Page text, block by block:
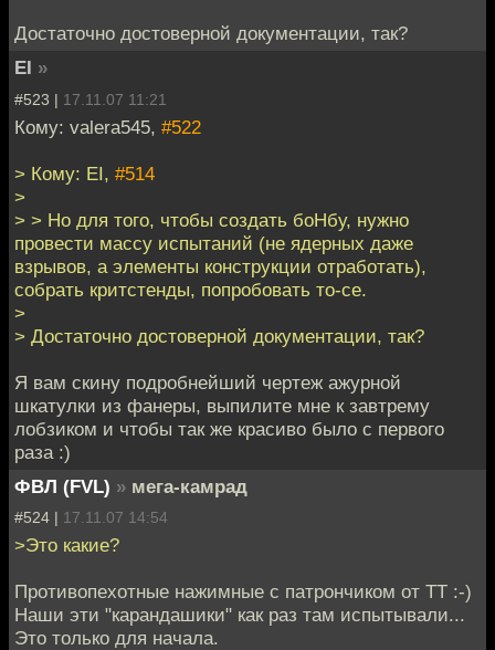
Достаточно достоверной документации, так?
EI »
#523 | 17.11.07 11:21
Кому: valera545, #522
> Кому: EI, #514
>
> > Но для того, чтобы создать боНбу, нужно
провести массу испытаний (не ядерных даже
взрывов, а элементы конструкции отработать),
собрать критстенды, попробовать то-се.
>
> Достаточно достоверной документации, так?
Я вам скину подробнейший чертеж ажурной
шкатулки из фанеры, выпилите мне к завтрему
лобзиком и чтобы так же красиво было с первого
раза :)
ФВЛ (FVL) » мега-камрад
#524 | 17.11.07 14:54
>Это какие?
Противопехотные нажимные с патрончиком от ТТ :-)
Наши эти "карандашики" как раз там испытывали...
Это только для начала.